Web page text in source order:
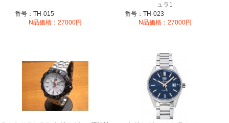
番号：TH-015
N品価格：27000円
ュラ1
番号：TH-023
N品価格：27000円